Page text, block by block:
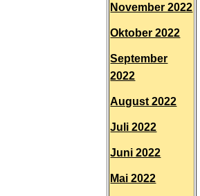
November 2022
Oktober 2022
September
2022
August 2022
Juli 2022
Juni 2022
Mai 2022